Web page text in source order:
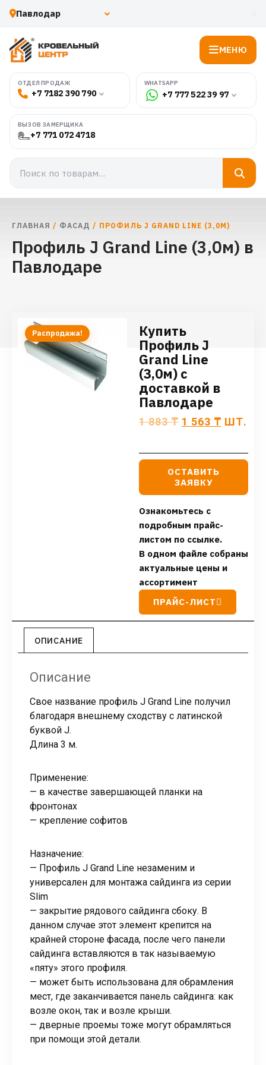
МЕНЮ
ОТДЕЛ ПРОДАЖ
+7 7182 390 790
WHATSAPP
+7 777 522 39 97
ВЫЗОВ ЗАМЕРЩИКА
+7 771 072 4718
ГЛАВНАЯ / ФАСАД / ПРОФИЛЬ J GRAND LINE (3,0М)
Профиль J Grand Line (3,0м) в
Павлодаре
Распродажа!
Купить
Профиль J
Grand Line
(3,0м) с
доставкой в
Павлодаре
1 883₸ 1 563 ₸ ШТ.
ОСТАВИТЬ
ЗАЯВКУ
Ознакомьтесь с
подробным прайс-
листом по ссылке.
В одном файле собраны
актуальные цены и
ассортимент
ПРАЙС-ЛИСТ
ОПИСАНИЕ
Описание
Свое название профиль J Grand Line получил
благодаря внешнему сходству с латинской
буквой J.
Длина 3 м.
Применение:
— в качестве завершающей планки на
фронтонах
— крепление софитов
Назначение:
— Профиль J Grand Line незаменим и
универсален для монтажа сайдинга из серии
Slim
— закрытие рядового сайдинга сбоку. В
данном случае этот элемент крепится на
крайней стороне фасада, после чего панели
сайдинга вставляются в так называемую
«пяту» этого профиля.
— может быть использована для обрамления
мест, где заканчивается панель сайдинга: как
возле окон, так и возле крыши.
— дверные проемы тоже могут обрамляться
при помощи этой детали.